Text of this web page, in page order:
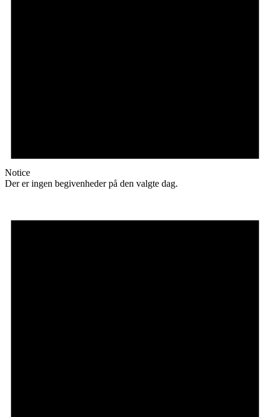
Notice
Der er ingen begivenheder på den valgte dag.